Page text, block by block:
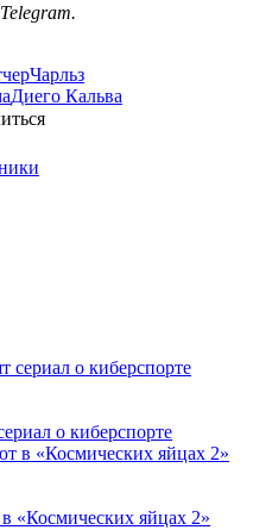
Чарльз
Диего Кальва
о киберспорте
«Космических яйцах 2»